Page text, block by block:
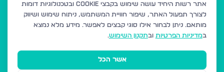
גבעת זאב
בית שמש
רכסים
מודיעין עילית
אתר רשות היחיד עושה שימוש בקבצי Cookie ובטכנולוגיות דומות
לצורך תפעול האתר, שיפור חוויית המשתמש, ניתוח שימוש ושיווק
מותאם. ניתן לבחור אילו סוגי קבצים לאפשר. מידע מלא נמצא
במדיניות הפרטיות ובתקנון השימוש.
אשר הכל